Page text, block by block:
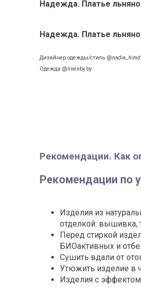
Надежда. Платье
Надежда. Платье
Дизайнер одежды/
Одежда:@linenby.by
Рекомендации. Как
Рекомендации по
Изделия из
отделкой: вышивка,
Перед стиркой
БИОактивных и
Сушить вдали от
Утюжить изделие в
Изделия с